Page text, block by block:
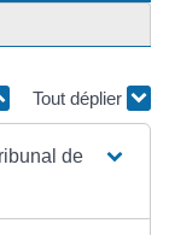
Tout déplier
de